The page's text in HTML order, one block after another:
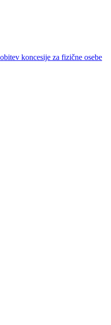
koncesije za fizične osebe